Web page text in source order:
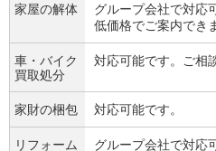
家屋の解体
グループ会社で対応
低価格でご案内でき
車・バイク
買取処分
対応可能です。ご相
家財の梱包 対応可能です。
リフォーム
グループ会社で対応